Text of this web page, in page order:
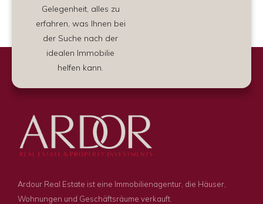
Gelegenheit, alles zu
erfahren, was Ihnen bei
der Suche nach der
idealen Immobilie
helfen kann.
Ardour Real Estate ist eine Immobilienagentur, die Häuser,
Wohnungen und Geschäftsräume verkauft.